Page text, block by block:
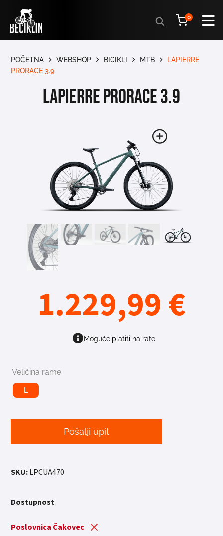
Products
search
0
POČETNA WEBSHOP BICIKLI MTB
LAPIERRE
PRORACE 3.9
LAPIERRE PRORACE 3.9
1.229,99€
Moguće platiti na rate
Veličina rame
L
Pošalji upit
SKU:LPCUA470
Dostupnost
Poslovnica Čakovec